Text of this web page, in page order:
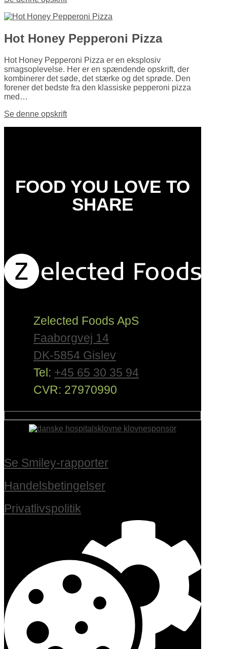
Hot Honey Pepperoni Pizza
Hot Honey Pepperoni Pizza er en eksplosiv
smagsoplevelse. Her er en spændende opskrift, der
kombinerer det søde, det stærke og det sprøde. Den
forener det bedste fra den klassiske pepperoni pizza
med…
Se denne opskrift
FOOD YOU LOVE TO
SHARE
Zelected Foods ApS
Faaborgvej 14
DK-5854 Gislev
Tel: +45 65 30 35 94
CVR: 27970990
Se Smiley-rapporter
Handelsbetingelser
Privatlivspolitik